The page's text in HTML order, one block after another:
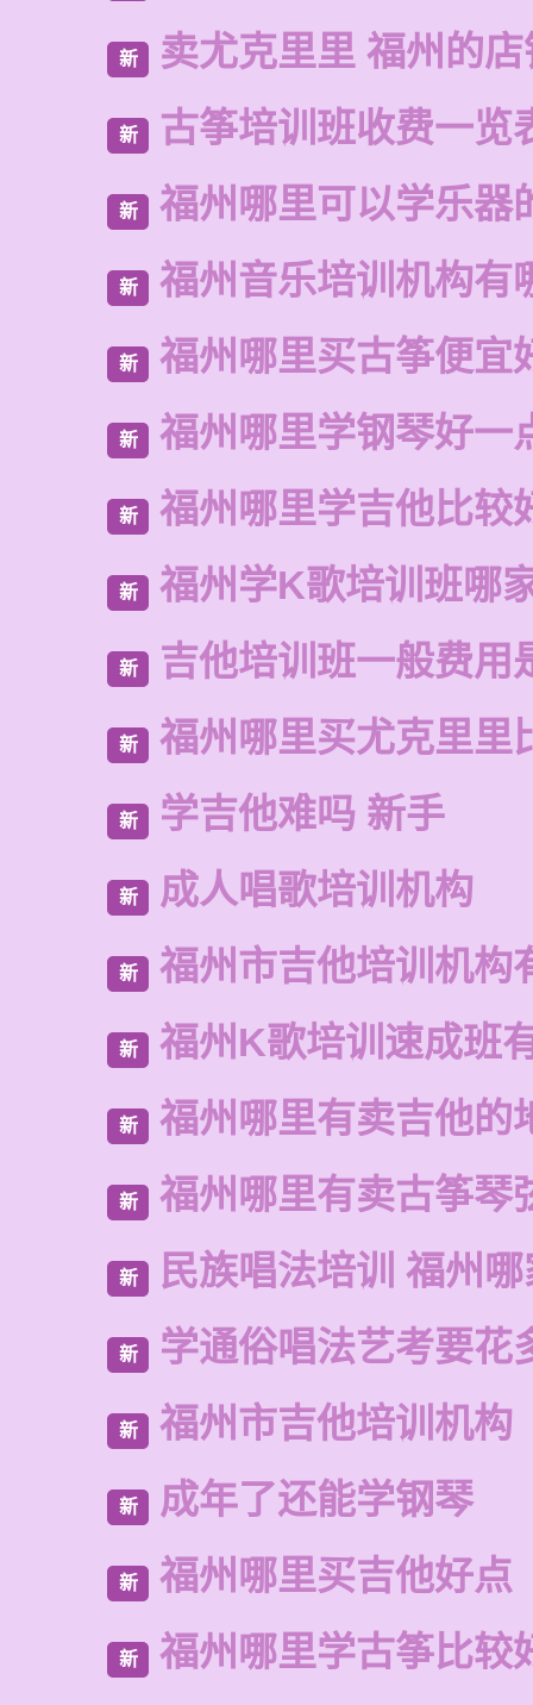
新 卖尤克里里 福州的
新 古筝培训班收费一览
新 福州哪里可以学乐器
新 福州音乐培训机构有
新 福州哪里买古筝便宜
新 福州哪里学钢琴好一
新 福州哪里学吉他比较
新 福州学K歌培训班哪
新 吉他培训班一般费用
新 福州哪里买尤克里里
新 学吉他难吗 新手
新 成人唱歌培训机构
新 福州市吉他培训机构
新 福州K歌培训速成班
新 福州哪里有卖吉他的
新 福州哪里有卖古筝琴
新 民族唱法培训 福州
新 学通俗唱法艺考要花
新 福州市吉他培训机构
新 成年了还能学钢琴
新 福州哪里买吉他好点
新 福州哪里学古筝比较